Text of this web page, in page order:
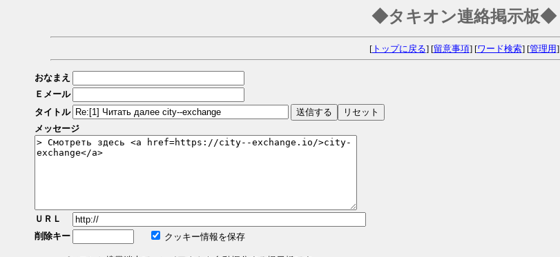
◆タキオン連絡掲示板◆
[トップに戻る] [留意事項] [ワード検索] [管理用]
おなまえ
Ｅメール
タイトル
メッセージ
ＵＲＬ
削除キー
クッキー情報を保存